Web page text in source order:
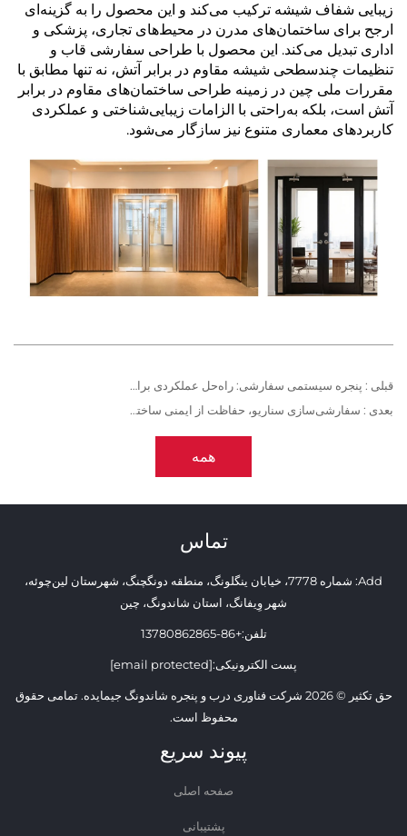
زیبایی شفاف شیشه ترکیب می‌کند و این محصول را به گزینه‌ای
ارجح برای ساختمان‌های مدرن در محیط‌های تجاری، پزشکی و
اداری تبدیل می‌کند. این محصول با طراحی سفارشی قاب و
تنظیمات چندسطحی شیشه مقاوم در برابر آتش، نه تنها مطابق با
مقررات ملی چین در زمینه طراحی ساختمان‌های مقاوم در برابر
آتش است، بلکه به‌راحتی با الزامات زیبایی‌شناختی و عملکردی
کاربردهای معماری متنوع نیز سازگار می‌شود.
قبلی : پنجره سیستمی سفارشی: راه‌حل عملکردی برای صحنه‌های معماری متعدد
بعدی : سفارشی‌سازی سناریو، حفاظت از ایمنی ساختمان: مهندسی درب‌های آتش‌نشانی
همه
تماس
Add: شماره 7778، خیابان ینگلونگ، منطقه دونگچنگ، شهرستان لین‌چوئه،
شهر وِیفانگ، استان شاندونگ، چین
تلفن:+86-13780862865
پست الکترونیکی:[email protected]
حق تکثیر © 2026 شرکت فناوری درب و پنجره شاندونگ جیمایده. تمامی حقوق
محفوظ است.
پیوند سریع
صفحه اصلی
پشتیبانی